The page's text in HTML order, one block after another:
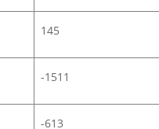
145
-1511
-613